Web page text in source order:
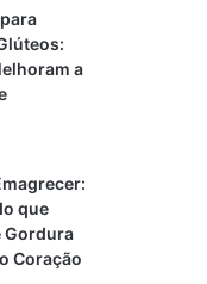
a
que
Gordura
Coração